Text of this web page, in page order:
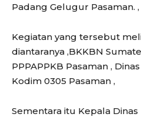
Padang Gelugur Pasaman. ,
Kegiatan yang tersebut
diantaranya ,BKKBN
PPPAPPKB Pasaman ,
Kodim 0305 Pasaman ,
Sementara itu Kepala Dinas